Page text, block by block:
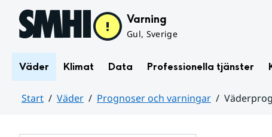
Hoppa till sidans innehåll Varning
Gul, Sverige
Väder Klimat Data Professionella tjänster
Start Väder Prognoser och varningar
varningar